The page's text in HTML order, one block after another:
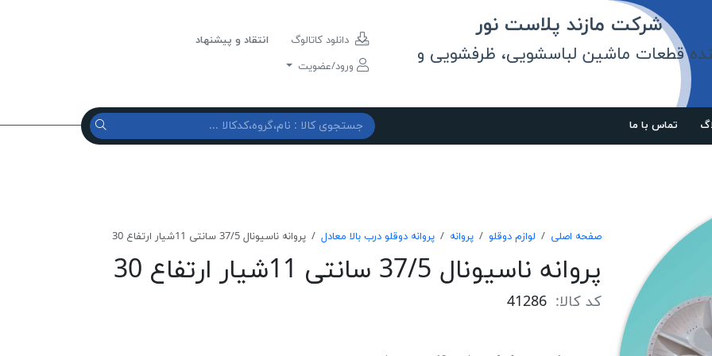
مازند پلاست نور
قطعات ماشین لباسشویی، ظرفشویی و
دانلود کاتالوگ
انتقاد و پیشنهاد
ورود/عضویت
تماس با ما
صفحه اصلی لوازم دوقلو پروانه پروانه دوقلو درب بالا معادل پروانه ناسیونال 37/5 سانتی 11شیار ارتفاع 30
پروانه ناسیونال 37/5 سانتی 11شیار ارتفاع 30
کد کالا: 41286